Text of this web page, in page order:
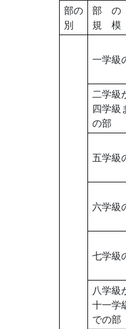
部の
別
部 の
規 模
一学級
二学級
四学級
の部
五学級
六学級
七学級
八学級
十一学
での部